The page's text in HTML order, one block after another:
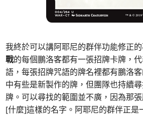
我終於可以講阿耶尼的群伴功能修正
戰的每個鵬洛客都有一張招牌卡牌，
語，每張招牌咒語的牌名裡都有鵬洛
中有些是新製作的牌，但團隊也持續
牌。可以尋找的範圍並不廣，因為那
[什麼]這樣的名字。阿耶尼的群伴正是